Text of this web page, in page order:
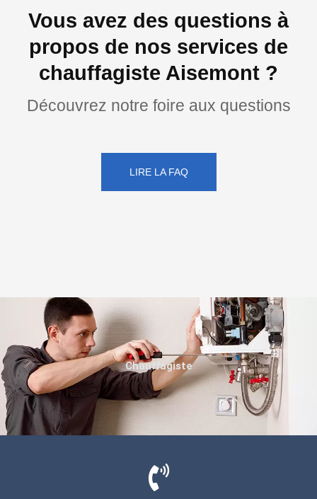
Vous avez des questions à
propos de nos services de
chauffagiste Aisemont ?
Découvrez notre foire aux questions
LIRE LA FAQ
Chauffagiste